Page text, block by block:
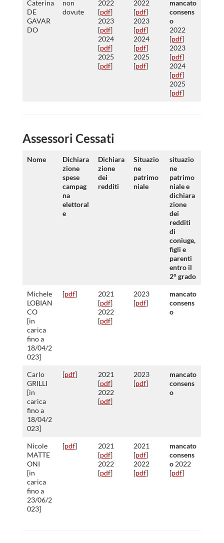
Caterina
DE
GAVAR
DO
non
dovute
2022
[pdf]
2023
[pdf]
2024
[pdf]
2025
[pdf]
2022
[pdf]
2023
[pdf]
2024
[pdf]
2025
[pdf]
mancato
consens
o
2022
[pdf]
2023
[pdf]
2024
[pdf]
2025
[pdf]
Assessori Cessati
Nome
Dichiara
zione
spese
campag
na
elettoral
e
Dichiara
zione
dei
redditi
Situazio
ne
patrimo
niale
situazio
ne
patrimo
niale e
dichiara
zione
dei
redditi
di
coniuge,
figli e
parenti
entro il
2° grado
Michele
LOBIAN
CO
[in
carica
fino a
18/04/2
023]
[pdf]
2021
[pdf]
2022
[pdf]
2023
[pdf]
mancato
consens
o
Carlo
GRILLI
[in
carica
fino a
18/04/2
023]
[pdf]
2021
[pdf]
2022
[pdf]
2023
[pdf]
mancato
consens
o
Nicole
MATTE
ONI
[in
carica
fino a
23/06/2
023]
[pdf]
2021
[pdf]
2022
[pdf]
2021
[pdf]
2022
[pdf]
mancato
consens
o2022
[pdf]